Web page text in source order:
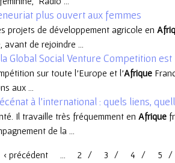
plus ouvert aux femmes
projets de développement agricole en
de rejoindre ...
Global Social Venture Competition
sur toute l’Europe et l’Afrique
aux ...
à l’international : quels liens,
Il travaille très fréquemment en Afrique
de la ...
‹ précédent 2 3 4
5